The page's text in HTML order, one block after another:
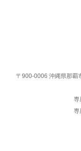
〒900-0006 沖縄県那